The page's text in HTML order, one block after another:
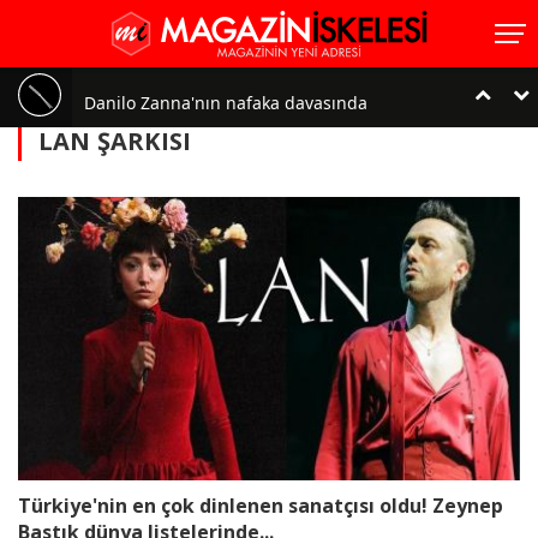
Danilo Zanna'nın nafaka davasında
karar çıktı!..
Safiye Soyman'a vize şoku!.. 'Kafayı
yedik'
Bekir Aksoy üçüncü kez baba
oluyor!..
Neslihan Atagül ile Kadir
Doğulu'dan bebekleriyle ilk poz!
LAN ŞARKISI
Türkiye'nin en çok dinlenen sanatçısı oldu! Zeynep
Bastık dünya listelerinde...